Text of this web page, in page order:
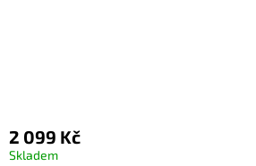
2 099 Kč
Skladem